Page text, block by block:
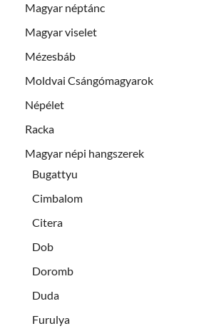
Magyar néptánc
Magyar viselet
Mézesbáb
Moldvai Csángómagyarok
Népélet
Racka
Magyar népi hangszerek
Bugattyu
Cimbalom
Citera
Dob
Doromb
Duda
Furulya